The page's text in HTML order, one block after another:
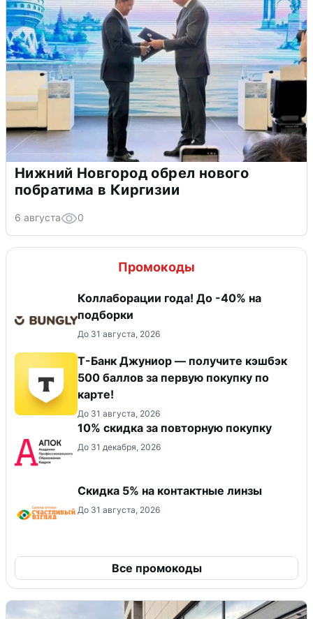
Нижний Новгород обрел нового
побратима в Киргизии
6 августа 0
Промокоды
Коллаборации года! До -40% на
подборки
До 31 августа, 2026
Т-Банк Джуниор — получите кэшбэк
500 баллов за первую покупку по
карте!
До 31 августа, 2026
10% скидка за повторную покупку
До 31 декабря, 2026
Скидка 5% на контактные линзы
До 31 августа, 2026
Все промокоды